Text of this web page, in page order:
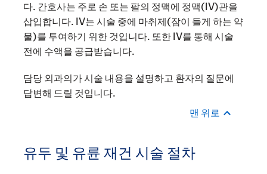
다. 간호사는 주로 손 또는 팔의 정맥에 정맥(IV)관을
삽입합니다. IV는 시술 중에 마취제(잠이 들게 하는 약
물)를 투여하기 위한 것입니다. 또한 IV를 통해 시술
전에 수액을 공급받습니다.
담당 외과의가 시술 내용을 설명하고 환자의 질문에
답변해 드릴 것입니다.
맨 위로
유두 및 유륜 재건 시술 절차